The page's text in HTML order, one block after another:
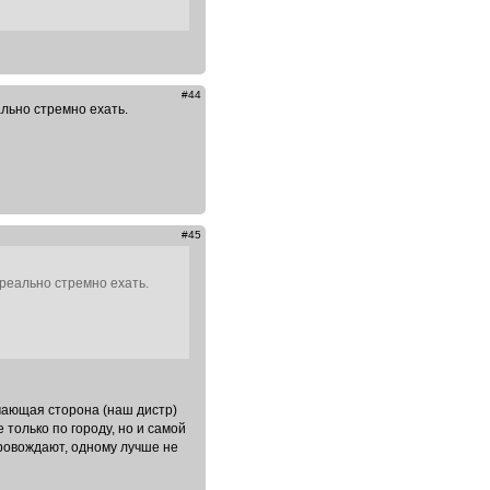
#44
стремно ехать.
#45
стремно ехать.
сторона (наш дистр)
по городу, но и самой
одному лучше не